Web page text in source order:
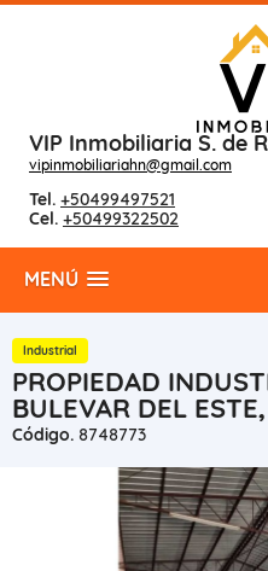
VIP Inmobiliaria S. de
vipinmobiliariahn@gmail.com
Tel. +50499497521
Cel. +50499322502
MENÚ
Industrial
PROPIEDAD
BULEVAR DEL
Código. 8748773